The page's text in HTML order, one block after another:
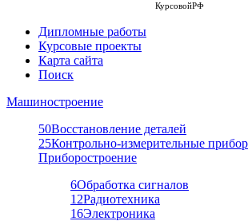
КурсовойРФ
Дипломные работы
Курсовые проекты
Карта сайта
Поиск
Машиностроение
50Восстановление деталей
25Контрольно-измерительные
Приборостроение
6Обработка сигналов
12Радиотехника
16Электроника